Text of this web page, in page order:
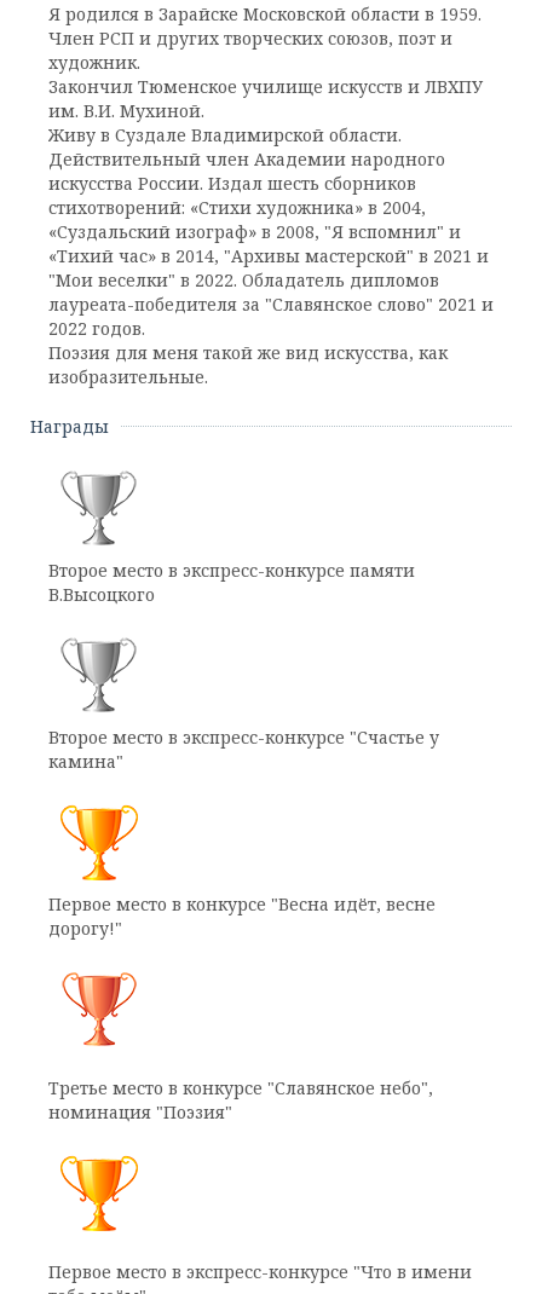
Я родился в Зарайске Московской области в 1959.
Член РСП и других творческих союзов, поэт и
художник.
Закончил Тюменское училище искусств и ЛВХПУ
им. В.И. Мухиной.
Живу в Суздале Владимирской области.
Действительный член Академии народного
искусства России. Издал шесть сборников
стихотворений: «Стихи художника» в 2004,
«Суздальский изограф» в 2008, "Я вспомнил" и
«Тихий час» в 2014, "Архивы мастерской" в 2021 и
"Мои веселки" в 2022. Обладатель дипломов
лауреата-победителя за "Славянское слово" 2021 и
2022 годов.
Поэзия для меня такой же вид искусства, как
изобразительные.
Награды
Второе место в экспресс-конкурсе памяти
В.Высоцкого
Второе место в экспресс-конкурсе "Счастье у
камина"
Первое место в конкурсе "Весна идёт, весне
дорогу!"
Третье место в конкурсе "Славянское небо",
номинация "Поэзия"
Первое место в экспресс-конкурсе "Что в имени